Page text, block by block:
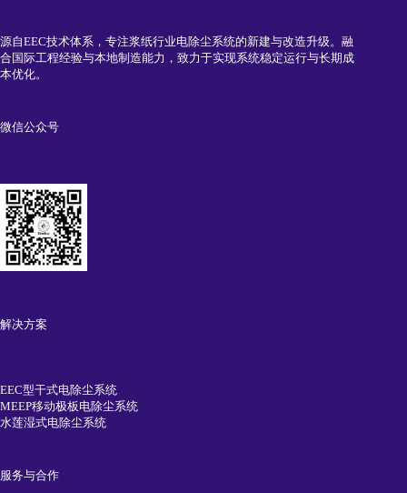
源自EEC技术体系，专注浆纸行业电除尘系统的新建与改造升级。融
合国际工程经验与本地制造能力，致力于实现系统稳定运行与长期成
本优化。
微信公众号
解决方案
EEC型干式电除尘系统
MEEP移动极板电除尘系统
水莲湿式电除尘系统
服务与合作